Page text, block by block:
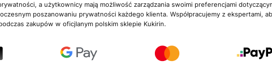
a użytkownicy mają możliwość zarządzania swoimi preferencjami
poszanowaniu prywatności każdego klienta. Współpracujemy z ekspertami,
zakupów w oficjlanym polskim sklepie Kukirin.